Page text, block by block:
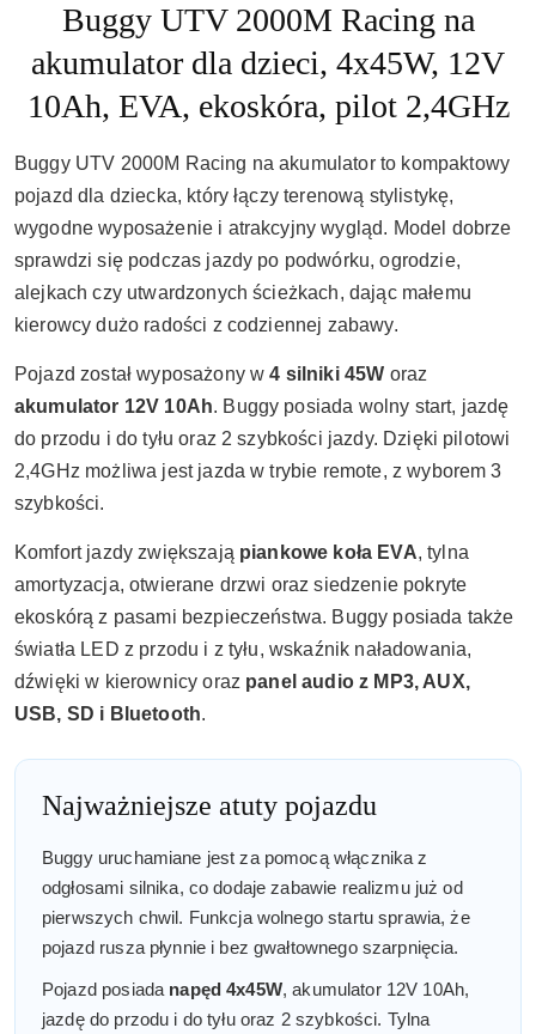
Buggy UTV 2000M Racing na
akumulator dla dzieci, 4x45W, 12V
10Ah, EVA, ekoskóra, pilot 2,4GHz
Buggy UTV 2000M Racing na akumulator to kompaktowy
pojazd dla dziecka, który łączy terenową stylistykę,
wygodne wyposażenie i atrakcyjny wygląd. Model dobrze
sprawdzi się podczas jazdy po podwórku, ogrodzie,
alejkach czy utwardzonych ścieżkach, dając małemu
kierowcy dużo radości z codziennej zabawy.
Pojazd został wyposażony w4 silniki 45W oraz
akumulator 12V 10Ah. Buggy posiada wolny start, jazdę
do przodu i do tyłu oraz 2 szybkości jazdy. Dzięki pilotowi
2,4GHz możliwa jest jazda w trybie remote, z wyborem 3
szybkości.
Komfort jazdy zwiększają piankowe koła EVA, tylna
amortyzacja, otwierane drzwi oraz siedzenie pokryte
ekoskórą z pasami bezpieczeństwa. Buggy posiada także
światła LED z przodu i z tyłu, wskaźnik naładowania,
dźwięki w kierownicy oraz panel audio z MP3, AUX,
USB, SD i Bluetooth.
Najważniejsze atuty pojazdu
Buggy uruchamiane jest za pomocą włącznika z
odgłosami silnika, co dodaje zabawie realizmu już od
pierwszych chwil. Funkcja wolnego startu sprawia, że
pojazd rusza płynnie i bez gwałtownego szarpnięcia.
Pojazd posiada napęd 4x45W, akumulator 12V 10Ah,
jazdę do przodu i do tyłu oraz 2 szybkości. Tylna